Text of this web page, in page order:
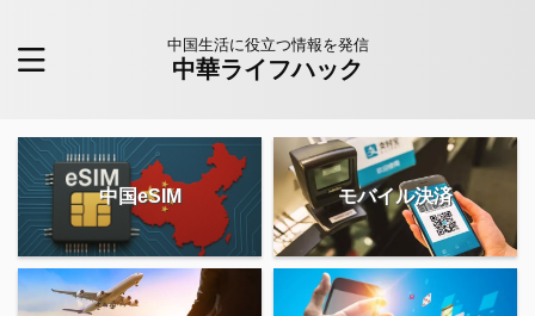
中国生活に役立つ情報を発信
中華ライフハック
中国eSIM モバイル決済